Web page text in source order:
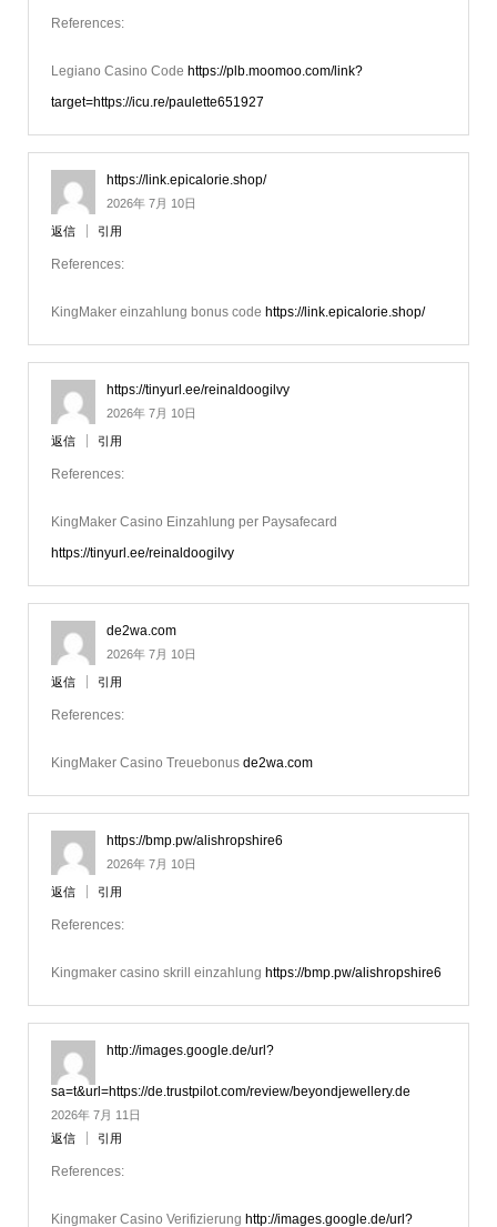
References:
Legiano Casino Code https://plb.moomoo.com/link?
target=https://icu.re/paulette651927
https://link.epicalorie.shop/
2026年 7月 10日
返信 引用
References:
KingMaker einzahlung bonus code https://link.epicalorie.shop/
https://tinyurl.ee/reinaldoogilvy
2026年 7月 10日
返信 引用
References:
KingMaker Casino Einzahlung per Paysafecard
https://tinyurl.ee/reinaldoogilvy
de2wa.com
2026年 7月 10日
返信 引用
References:
KingMaker Casino Treuebonus de2wa.com
https://bmp.pw/alishropshire6
2026年 7月 10日
返信 引用
References:
Kingmaker casino skrill einzahlung https://bmp.pw/alishropshire6
http://images.google.de/url?
sa=t&url=https://de.trustpilot.com/review/beyondjewellery.de
2026年 7月 11日
返信
引用
References:
Kingmaker Casino Verifizierung http://images.google.de/url?